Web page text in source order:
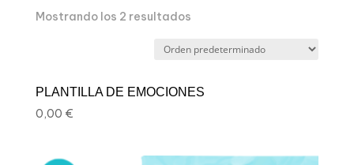
Mostrando los 2 resultados
PLANTILLA DE EMOCIONES
0,00 €